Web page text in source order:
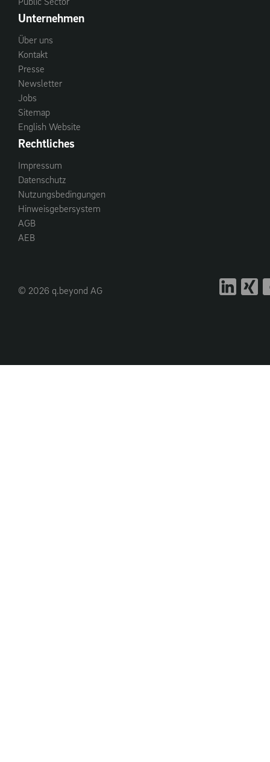
Unternehmen
Über uns
Kontakt
Presse
Newsletter
Jobs
Sitemap
English Website
Rechtliches
Impressum
Datenschutz
Nutzungsbedingungen
Hinweisgebersystem
AGB
AEB
© 2026 q.beyond AG